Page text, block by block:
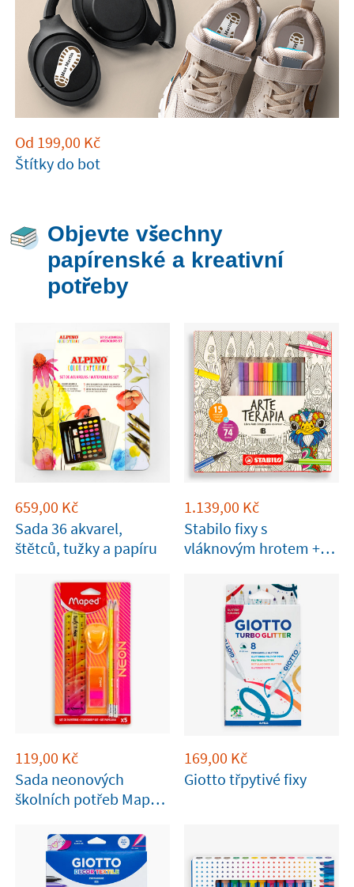
Od 199,00 Kč
Štítky do bot
Objevte všechny
papírenské a kreativní
potřeby
659,00 Kč
Sada 36 akvarel,
štětců, tužky a papíru
1.139,00 Kč
Stabilo fixy s
vláknovým hrotem +
119,00 Kč
Sada neonových
školních potřeb Maped
169,00 Kč
Giotto třpytivé fixy